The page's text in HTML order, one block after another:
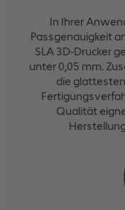
In Ihrer
Passgenauigkeit
SLA 3D-Drucker
unter 0,05 mm.
die
Qualität